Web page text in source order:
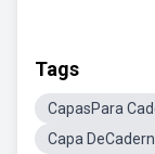
Tags
CapasPara
Capa